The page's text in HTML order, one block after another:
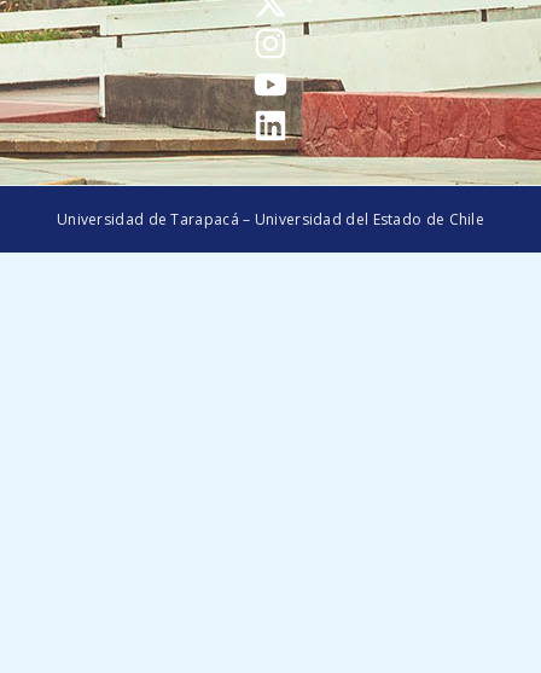
Universidad de Tarapacá – Universidad del Estado de Chile